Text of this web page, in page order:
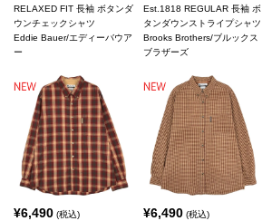
RELAXED FIT 長袖 ボタンダ
ウンチェックシャツ
Eddie Bauer/エディーバウア
ー
Est.1818 REGULAR 長袖 ボ
タンダウンストライプシャツ
Brooks Brothers/ブルックス
ブラザーズ
¥6,490 (税込) ¥6,490(税込)